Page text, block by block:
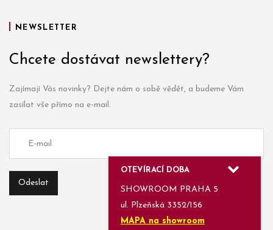
NEWSLETTER
Chcete dostávat newslettery?
Zajímají Vás novinky? Dejte nám o sobě vědět, a budeme Vám
zasílat vše přímo na e-mail.
OTEVÍRACÍ DOBA
SHOWROOM PRAHA 5
ul. Plzeňská 3352/156
MAPA na showroom